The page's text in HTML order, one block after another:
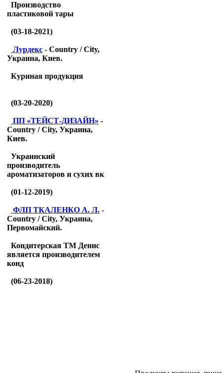
Производство
пластиковой тары
(03-18-2021)
Лурдекс - Country / City,
Украина, Киев.
Куриная продукция
(03-20-2020)
ПП «ТЕЙСТ-ДИЗАЙН» -
Country / City, Украина,
Киев.
Украинский
производитель
ароматизаторов и сухих вк
(01-12-2019)
ФЛП ТКАЛЕНКО А. Л. -
Country / City, Украина,
Первомайский.
Кондитерская ТМ Денис
является производителем
конд
(06-23-2018)